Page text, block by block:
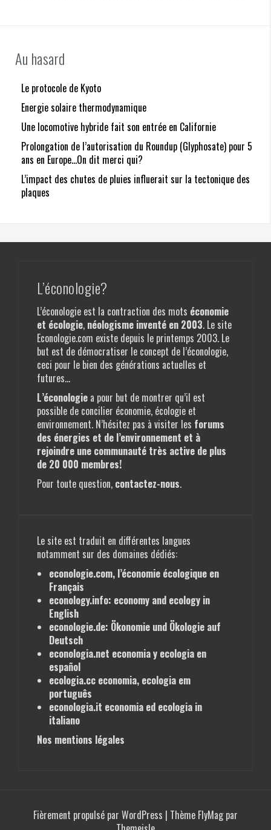
Au hasard
Le protocole de Kyoto
Energie solaire thermodynamique
Une locomotive hybride fait son entrée en Californie
Prolongation de l’autorisation du Roundup (Glyphosate) pour 5
ans en Europe…On dit merci qui?
L’impact des chutes de pluies influerait sur la tectonique des
plaques
L’éconologie?
L’éconologie est la contraction des mots économie
et écologie, néologisme inventé en 2003. Le site
Econologie.com existe depuis le printemps 2003. Le
but est de démocratiser le concept de l’éconologie,
ceci pour le bien des générations actuelles et
futures…
L’éconologie a pour but de montrer qu’il est
possible de concilier économie, écologie et
environnement. N’hésitez pas à visiter les forums
des énergies et de l’environnement et à
rejoindre une communauté très active de plus
de 20 000 membres!
Pour toute question, contactez-nous.
Le site est traduit en différentes langues
notamment sur des domaines dédiés:
econologie.com, l’économie écologique en
Français
econology.info: economy and ecology in
English
econologie.de: Ökonomie und Ökologie auf
Deutsch
econologia.net economia y ecologia en
español
ecologia.cc economia, ecologia em
português
econologia.it economia ed ecologia in
italiano
Nos mentions légales
Fièrement propulsé par WordPress | Thème FlyMag par